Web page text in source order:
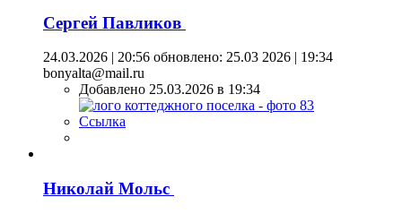
Сергей Павликов
24.03.2026 | 20:56 обновлено: 25.03 2026 | 19:34
bonyalta@mail.ru
Добавлено 25.03.2026 в 19:34
Ссылка
Николай Мольс